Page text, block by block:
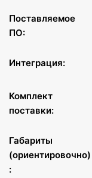
Поставляемое
ПО:
Интеграция:
Комплект
поставки:
Габариты
(ориентировочно)
: